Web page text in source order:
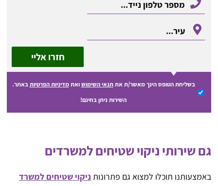
חזרו אליי
בשליחת הטופס הינך מאשר/ת אתתנאי השימושואתמדיניות הפרטיותבאתר.
השירות ניתן בחינם!
גם שירותי ניקוי שטיחים למשרדים
באמצעותנו תוכלו למצוא גם פתרונות ניקוי שטיחים למשרד